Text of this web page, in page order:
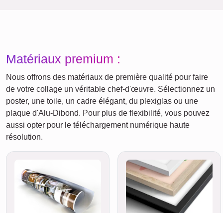
Matériaux premium :
Nous offrons des matériaux de première qualité pour faire
de votre collage un véritable chef-d'œuvre. Sélectionnez un
poster, une toile, un cadre élégant, du plexiglas ou une
plaque d'Alu-Dibond. Pour plus de flexibilité, vous pouvez
aussi opter pour le téléchargement numérique haute
résolution.